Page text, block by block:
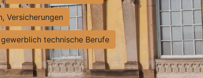
Versicherungen
technische Berufe